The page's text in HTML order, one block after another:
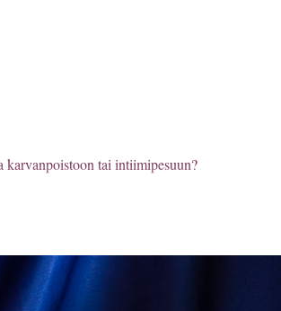
karvanpoistoon tai intiimipesuun?
myös valikoimissamme
markkinoille laadukkaita
1933 lähtien tavoitteemme on